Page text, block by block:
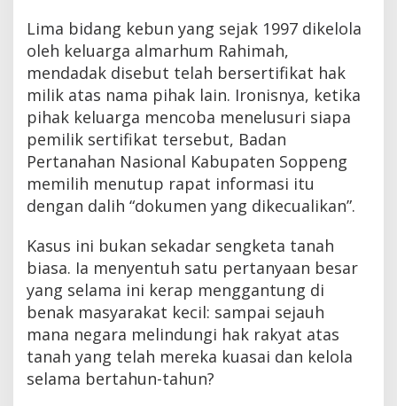
Lima bidang kebun yang sejak 1997 dikelola
oleh keluarga almarhum Rahimah,
mendadak disebut telah bersertifikat hak
milik atas nama pihak lain. Ironisnya, ketika
pihak keluarga mencoba menelusuri siapa
pemilik sertifikat tersebut, Badan
Pertanahan Nasional Kabupaten Soppeng
memilih menutup rapat informasi itu
dengan dalih “dokumen yang dikecualikan”.
Kasus ini bukan sekadar sengketa tanah
biasa. Ia menyentuh satu pertanyaan besar
yang selama ini kerap menggantung di
benak masyarakat kecil: sampai sejauh
mana negara melindungi hak rakyat atas
tanah yang telah mereka kuasai dan kelola
selama bertahun-tahun?